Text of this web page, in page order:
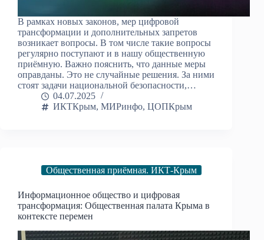
В рамках новых законов, мер цифровой
трансформации и дополнительных запретов
возникает вопросы. В том числе такие вопросы
регулярно поступают и в нашу общественную
приёмную. Важно пояснить, что данные меры
оправданы. Это не случайные решения. За ними
стоят задачи национальной безопасности,…
04.07.2025
ИКТКрым, МИРинфо, ЦОПКрым
Общественная приёмная. ИКТ-Крым
Информационное общество и цифровая
трансформация: Общественная палата Крыма в
контексте перемен